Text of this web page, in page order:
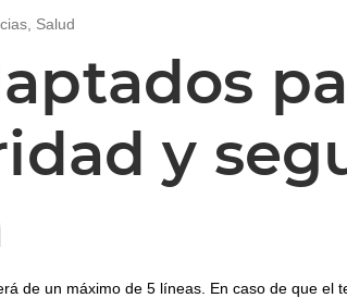
Salud
y
de un máximo de 5 líneas. En caso de que